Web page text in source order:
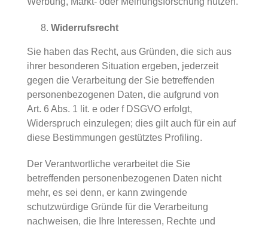
Widerrufsrecht
Sie haben das Recht, aus Gründen, die sich aus
ihrer besonderen Situation ergeben, jederzeit
gegen die Verarbeitung der Sie betreffenden
personenbezogenen Daten, die aufgrund von
Art. 6 Abs. 1 lit. e oder f DSGVO erfolgt,
Widerspruch einzulegen; dies gilt auch für ein auf
diese Bestimmungen gestütztes Profiling.
Der Verantwortliche verarbeitet die Sie
betreffenden personenbezogenen Daten nicht
mehr, es sei denn, er kann zwingende
schutzwürdige Gründe für die Verarbeitung
nachweisen, die Ihre Interessen, Rechte und